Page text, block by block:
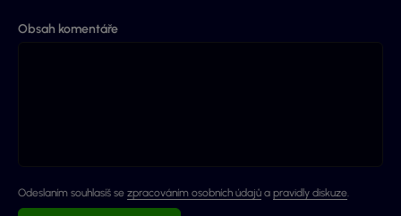
Obsah komentáře
Odeslaním souhlasíš se zpracováním osobních údajů a pravidly diskuze